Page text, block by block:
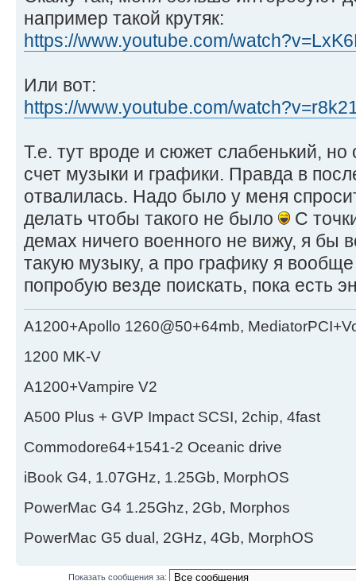
например такой крутяк:
https://www.youtube.com/
Или вот:
https://www.youtube.com/
Т.е. тут вроде и сюжет слабенький,
счет музыки и графики. Правда в
отвалилась. Надо было у меня
делать чтобы такого не было
С
демах ничего военного не вижу, я бы
такую музыку, а про графику я
попробую везде поискать, пока есть
A1200+Apollo 1260@50+64mb,
1200 MK-V
A1200+Vampire V2
А500 Plus + GVP Impact SCSI, 2chip, 4fast
Commodore64+1541-2 Oceanic drive
iBook G4, 1.07GHz, 1.25Gb, MorphOS
PowerMac G4 1.25Ghz, 2Gb, Morphos
PowerMac G5 dual, 2GHz, 4Gb, MorphOS
Показать сообщения за: